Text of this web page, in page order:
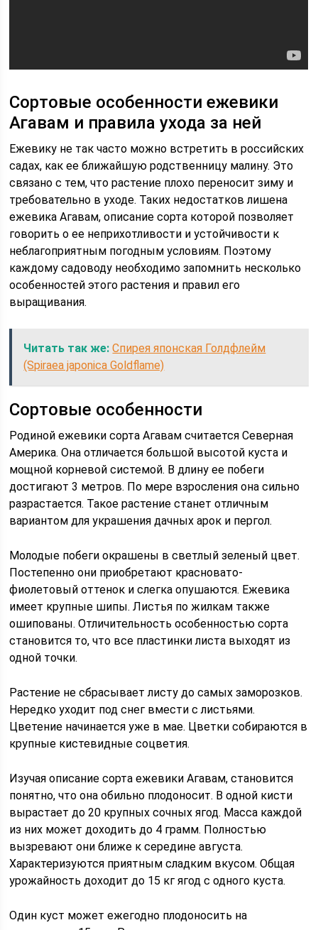
Сортовые особенности ежевики
Агавам и правила ухода за ней
Ежевику не так часто можно встретить в российских
садах, как ее ближайшую родственницу малину. Это
связано с тем, что растение плохо переносит зиму и
требовательно в уходе. Таких недостатков лишена
ежевика Агавам, описание сорта которой позволяет
говорить о ее неприхотливости и устойчивости к
неблагоприятным погодным условиям. Поэтому
каждому садоводу необходимо запомнить несколько
особенностей этого растения и правил его
выращивания.
Читать так же: Спирея японская Голдфлейм
(Spiraea japonica Goldflame)
Сортовые особенности
Родиной ежевики сорта Агавам считается Северная
Америка. Она отличается большой высотой куста и
мощной корневой системой. В длину ее побеги
достигают 3 метров. По мере взросления она сильно
разрастается. Такое растение станет отличным
вариантом для украшения дачных арок и пергол.
Молодые побеги окрашены в светлый зеленый цвет.
Постепенно они приобретают красновато-
фиолетовый оттенок и слегка опушаются. Ежевика
имеет крупные шипы. Листья по жилкам также
ошипованы. Отличительность особенностью сорта
становится то, что все пластинки листа выходят из
одной точки.
Растение не сбрасывает листу до самых заморозков.
Нередко уходит под снег вмести с листьями.
Цветение начинается уже в мае. Цветки собираются в
крупные кистевидные соцветия.
Изучая описание сорта ежевики Агавам, становится
понятно, что она обильно плодоносит. В одной кисти
вырастает до 20 крупных сочных ягод. Масса каждой
из них может доходить до 4 грамм. Полностью
вызревают они ближе к середине августа.
Характеризуются приятным сладким вкусом. Общая
урожайность доходит до 15 кг ягод с одного куста.
Один куст может ежегодно плодоносить на